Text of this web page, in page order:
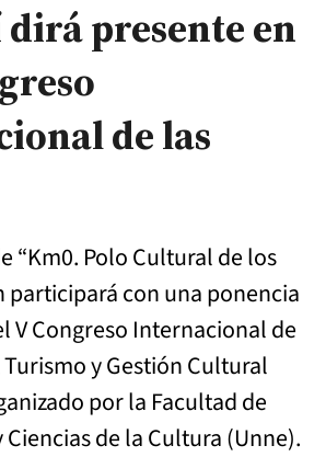
dirá presente en
de las
“Km0. Polo Cultural de los
participará con una ponencia
V Congreso Internacional de
y Gestión Cultural
por la Facultad de
Ciencias de la Cultura (Unne).